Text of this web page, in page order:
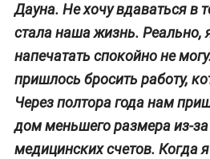
Дауна. Не хочу вдаваться в
стала наша жизнь. Реально,
напечатать спокойно не
пришлось бросить работу,
Через полтора года нам
дом меньшего размера из-
медицинских счетов. Когда